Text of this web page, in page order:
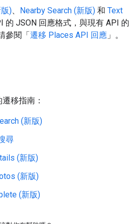
)、 Nearby Search (新版) 和 Text
的 JSON 回應格式，與現有 API 的
參閱「遷移 Places API 回應 」。
移指南：
(新版)
尋
(新版)
(新版)
(新版)